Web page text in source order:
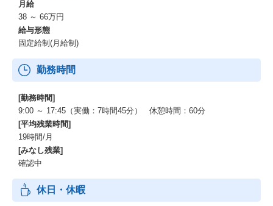
月給
38 ～ 66万円
給与形態
固定給制(月給制)
勤務時間
[勤務時間]
9:00 ～ 17:45（実働：7時間45分） 休憩時間：60分
[平均残業時間]
19時間/月
[みなし残業]
確認中
休日・休暇